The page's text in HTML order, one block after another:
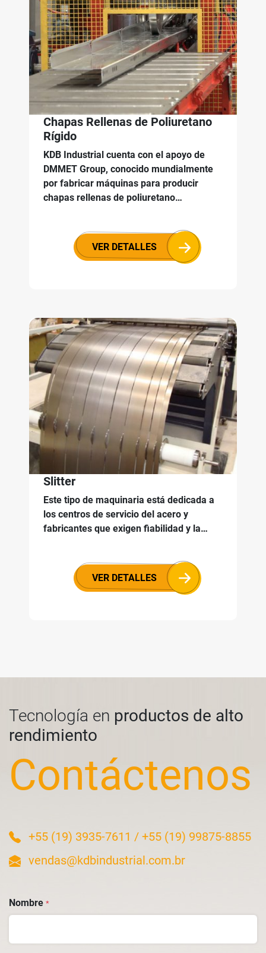
Chapas Rellenas de Poliuretano
Rígido
KDB Industrial cuenta con el apoyo de
DMMET Group, conocido mundialmente
por fabricar máquinas para producir
chapas rellenas de poliuretano…
VER DETALLES
Slitter
Este tipo de maquinaria está dedicada a
los centros de servicio del acero y
fabricantes que exigen fiabilidad y la…
VER DETALLES
Tecnología en productos de alto
rendimiento
Contáctenos
+55 (19) 3935-7611 / +55 (19) 99875-8855
vendas@kdbindustrial.com.br
Nombre *